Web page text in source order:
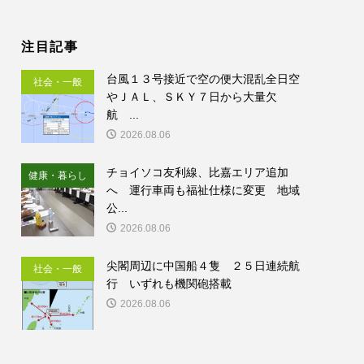
注目記事
社会・一般
台風１３号接近で空の便大混乱全日空
やＪＡＬ、ＳＫＹ７日から大量欠
航 ...
2026.08.06
健康・暮らし
チョイソコ友利線、比嘉エリア追加
へ 運行車両も福祉仕様に変更 地域
公...
2026.08.06
社会・一般
尖閣周辺に中国船４隻 ２５日連続航
行 いずれも機関砲搭載
2026.08.06